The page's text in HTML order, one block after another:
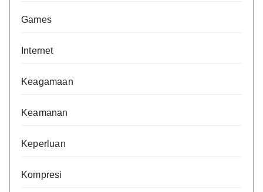
Games
Internet
Keagamaan
Keamanan
Keperluan
Kompresi